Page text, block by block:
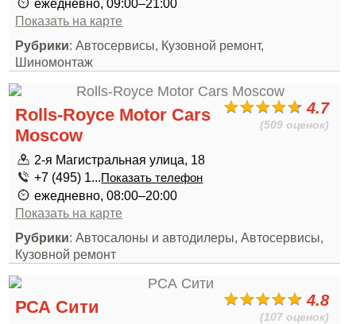
ежедневно, 09:00–21:00
Показать на карте
Рубрики: Автосервисы, Кузовной ремонт,
Шиномонтаж
4.7
(509 оценок)
Rolls-Royce Motor Cars
Moscow
2-я Магистральная улица, 18
+7 (495) 1...Показать телефон
ежедневно, 08:00–20:00
Показать на карте
Рубрики: Автосалоны и автодилеры, Автосервисы,
Кузовной ремонт
4.8
(107 оценок)
РСА Сити